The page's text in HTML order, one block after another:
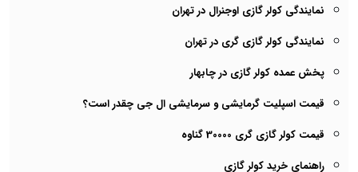
نمایندگی کولر گازی اوجنرال در تهران
نمایندگی کولر گازی گری در تهران
پخش عمده کولر گازی در چابهار
قیمت اسپلیت گرمایشی و سرمایشی ال جی چقدر است؟
قیمت کولر گازی گری 30000 گناوه
راهنمای خرید کولر گازی